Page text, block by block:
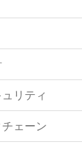
リティ
ェーン